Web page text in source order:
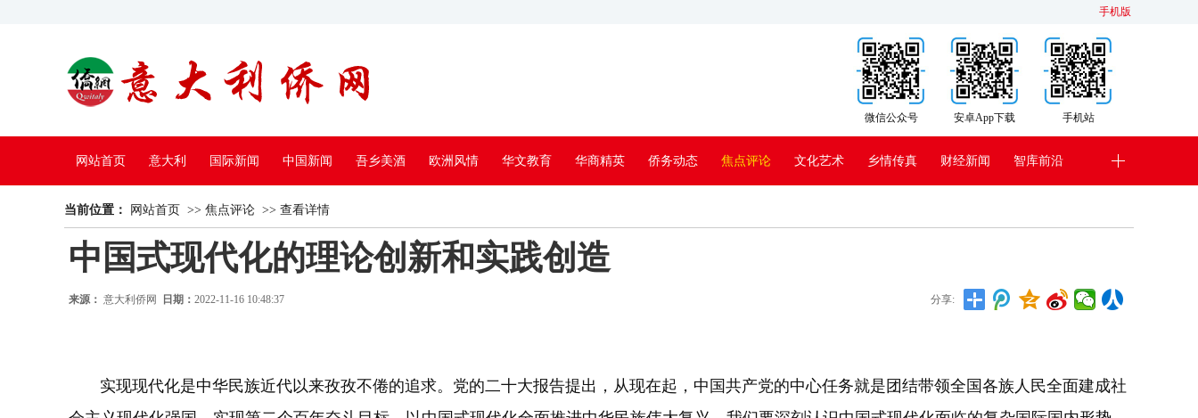
手机版
手机站
安卓App下载
微信公众号
网站首页 意大利 国际新闻 中国新闻 吾乡美酒 欧洲风情 华文教育 华商精英 侨务动态 焦点评论 文化艺术 乡情传真 财经新闻 智库前沿
中国电视
当前位置： 网站首页 >> 焦点评论 >> 查看详情
中国式现代化的理论创新和实践创造
来源： 意大利侨网 日期： 2022-11-16 10:48:37 分享:
实现现代化是中华民族近代以来孜孜不倦的追求。党的二十大报告提出，从现在起，中国共产党的中心任务就是团结带领全国各族人民全面建成社